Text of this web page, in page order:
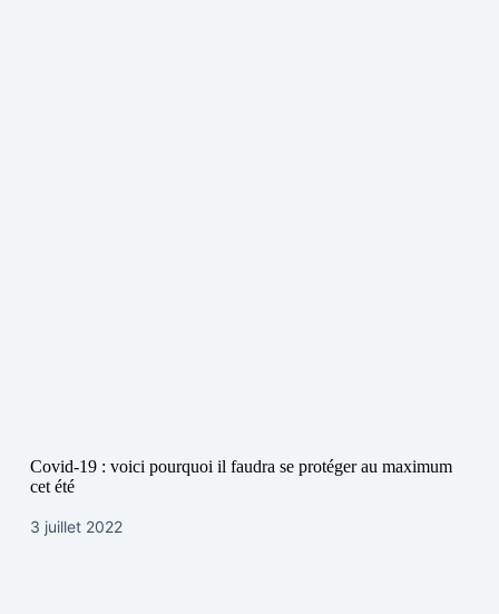
Covid-19 : voici pourquoi il faudra se protéger au maximum
cet été
3 juillet 2022